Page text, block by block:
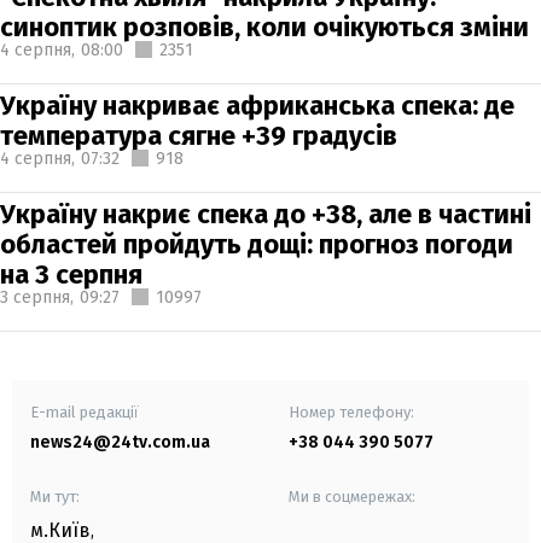
синоптик розповів, коли очікуються зміни
4 серпня, 08:00 2351
Україну накриває африканська спека: де
температура сягне +39 градусів
4 серпня, 07:32 918
Україну накриє спека до +38, але в частині
областей пройдуть дощі: прогноз погоди
на 3 серпня
3 серпня, 09:27 10997
E-mail редакції
news24@24tv.com.ua
Номер телефону:
+38 044 390 5077
Ми тут:
м.Київ,
Ми в соцмережах: